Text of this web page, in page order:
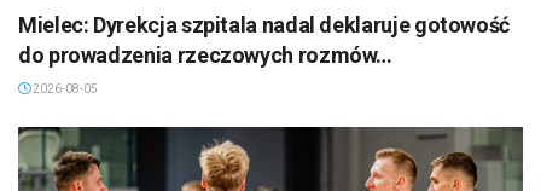
Mielec: Dyrekcja szpitala nadal deklaruje gotowość
do prowadzenia rzeczowych rozmów…
2026-08-05